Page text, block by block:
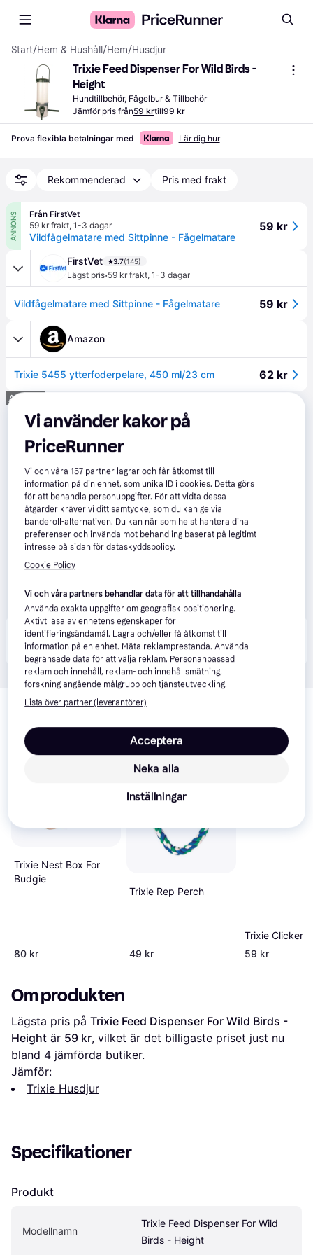
Start/Hem & Hushåll /Hem/Husdjur
Trixie Feed Dispenser For Wild Birds -
Height
Hundtillbehör, Fågelbur & Tillbehör
Jämför pris från59 krtill99 kr
Prova flexibla betalningar med Lär dig hur
Rekommenderad Pris med frakt
ANNONS
Från FirstVet
59 kr frakt, 1-3 dagar
Vildfågelmatare med Sittpinne - Fågelmatare
59 kr
FirstVet 3.7(145)
Lägst pris·59 kr frakt, 1-3 dagar
Vildfågelmatare med Sittpinne - Fågelmatare 59 kr
Amazon
Trixie 5455 ytterfoderpelare, 450 ml/23 cm 62 kr
Annons
Produkten finns även hos 1 butik som valt att inte
samarbeta med PriceRunner.
Relaterade produkter
intressera dig.
Trixie Nest Box For
Budgie
80 kr
Trixie Rep Perch
49 kr
Trixie Clicker
59 kr
Om produkten
Lägsta pris på Trixie Feed Dispenser For Wild Birds -
Height är 59 kr, vilket är det billigaste priset just nu
bland 4 jämförda butiker.
Jämför:
Trixie Husdjur
Specifikationer
Produkt
Modellnamn
Trixie Feed Dispenser For Wild
Birds - Height
Vi använder kakor på
PriceRunner
Vi och våra157 partner lagrar och får åtkomst till
information på din enhet, som unika ID i cookies. Detta görs
för att behandla personuppgifter. För att vidta dessa
åtgärder kräver vi ditt samtycke, som du kan ge via
banderoll-alternativen. Du kan när som helst hantera dina
preferenser och invända mot behandling baserat på legitimt
intresse på sidan för dataskyddspolicy.
Cookie Policy
Vi och våra partners behandlar data för att tillhandahålla
Använda exakta uppgifter om geografisk positionering.
Aktivt läsa av enhetens egenskaper för
identifieringsändamål. Lagra och/eller få åtkomst till
information på en enhet. Mäta reklamprestanda. Använda
begränsade data för att välja reklam. Personanpassad
reklam och innehåll, reklam- och innehållsmätning,
forskning angående målgrupp och tjänsteutveckling.
Lista över partner (leverantörer)
Neka alla
Acceptera
Inställningar